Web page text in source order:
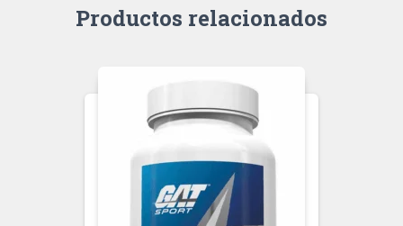
Productos relacionados